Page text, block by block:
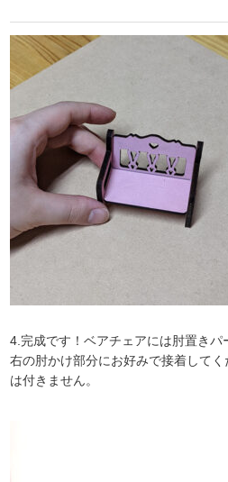
4.完成です！ベアチェアには肘置き
右の肘かけ部分にお好みで接着して
は付きません。